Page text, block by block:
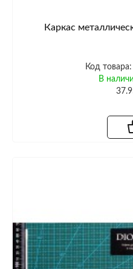
Каркас
Код
В